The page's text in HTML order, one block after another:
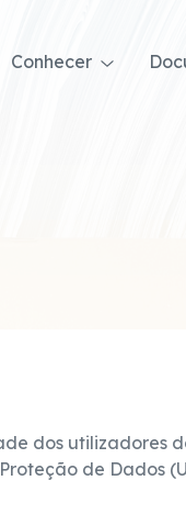
Conhecer
dos utilizadores
de Dados